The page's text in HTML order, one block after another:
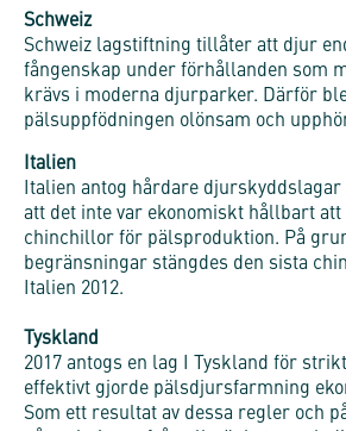
Schweiz
Schweiz lagstiftning tillåter att djur
fångenskap under förhållanden som
krävs i moderna djurparker. Därför
pälsuppfödningen olönsam och
Italien
Italien antog hårdare djurskyddslagar
att det inte var ekonomiskt hållbart
chinchillor för pälsproduktion. På
begränsningar stängdes den sista
Italien 2012.
Tyskland
2017 antogs en lag I Tyskland för
effektivt gjorde pälsdjursfarmning
Som ett resultat av dessa regler och